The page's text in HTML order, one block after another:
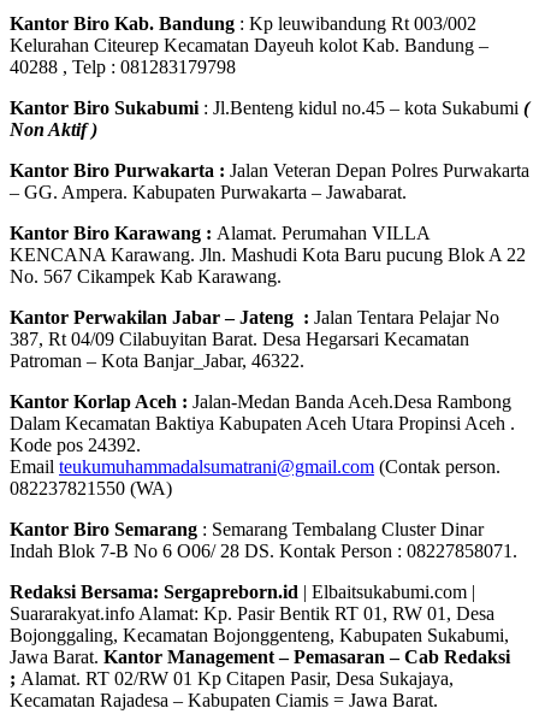
Kantor Biro Kab. Bandung : Kp leuwibandung Rt 003/002
Kelurahan Citeurep Kecamatan Dayeuh kolot Kab. Bandung –
40288 , Telp : 081283179798
Kantor Biro Sukabumi : Jl.Benteng kidul no.45 – kota Sukabumi (
Non Aktif )
Kantor Biro Purwakarta : Jalan Veteran Depan Polres Purwakarta
– GG. Ampera. Kabupaten Purwakarta – Jawabarat.
Kantor Biro Karawang : Alamat. Perumahan VILLA
KENCANA Karawang. Jln. Mashudi Kota Baru pucung Blok A 22
No. 567 Cikampek Kab Karawang.
Kantor Perwakilan Jabar – Jateng : Jalan Tentara Pelajar No
387, Rt 04/09 Cilabuyitan Barat. Desa Hegarsari Kecamatan
Patroman – Kota Banjar_Jabar, 46322.
Kantor Korlap Aceh : Jalan-Medan Banda Aceh.Desa Rambong
Dalam Kecamatan Baktiya Kabupaten Aceh Utara Propinsi Aceh .
Kode pos 24392.
Email teukumuhammadalsumatrani@gmail.com (Contak person.
082237821550 (WA)
Kantor Biro Semarang : Semarang Tembalang Cluster Dinar
Indah Blok 7-B No 6 O06/ 28 DS. Kontak Person : 08227858071.
Redaksi Bersama: Sergapreborn.id | Elbaitsukabumi.com |
Suararakyat.info Alamat: Kp. Pasir Bentik RT 01, RW 01, Desa
Bojonggaling, Kecamatan Bojonggenteng, Kabupaten Sukabumi,
Jawa Barat. Kantor Management – Pemasaran – Cab Redaksi
; Alamat. RT 02/RW 01 Kp Citapen Pasir, Desa Sukajaya,
Kecamatan Rajadesa – Kabupaten Ciamis = Jawa Barat.